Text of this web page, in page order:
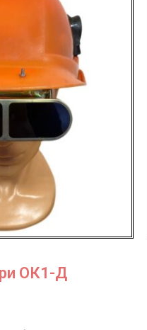
ОК1-Д